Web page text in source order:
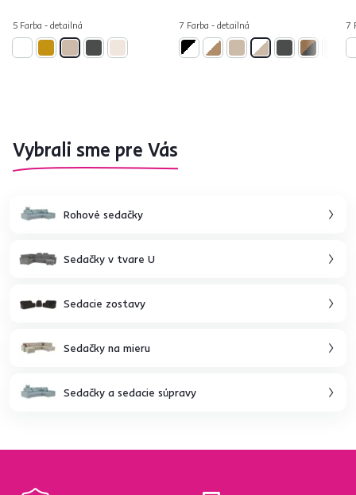
5 Farba - detailná 7 Farba - detailná 7
Vybrali sme pre Vás
Rohové sedačky
Sedačky v tvare U
Sedacie zostavy
Sedačky na mieru
Sedačky a sedacie súpravy